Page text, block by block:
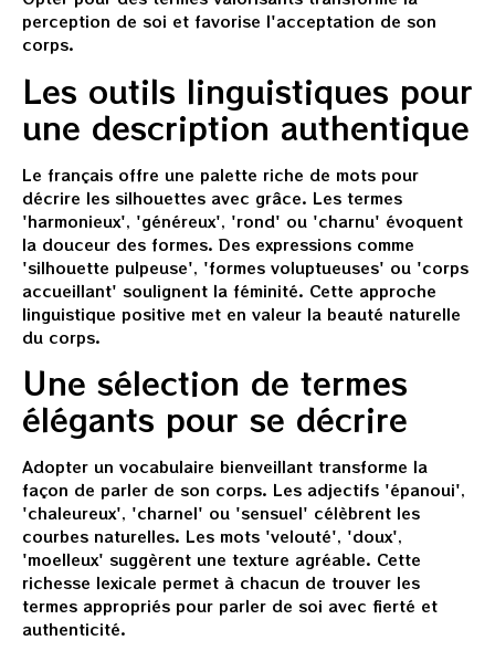
perception de soi et favorise l'acceptation de son
corps.
Les outils linguistiques pour
une description authentique
Le français offre une palette riche de mots pour
décrire les silhouettes avec grâce. Les termes
'harmonieux', 'généreux', 'rond' ou 'charnu' évoquent
la douceur des formes. Des expressions comme
'silhouette pulpeuse', 'formes voluptueuses' ou 'corps
accueillant' soulignent la féminité. Cette approche
linguistique positive met en valeur la beauté naturelle
du corps.
Une sélection de termes
élégants pour se décrire
Adopter un vocabulaire bienveillant transforme la
façon de parler de son corps. Les adjectifs 'épanoui',
'chaleureux', 'charnel' ou 'sensuel' célèbrent les
courbes naturelles. Les mots 'velouté', 'doux',
'moelleux' suggèrent une texture agréable. Cette
richesse lexicale permet à chacun de trouver les
termes appropriés pour parler de soi avec fierté et
authenticité.